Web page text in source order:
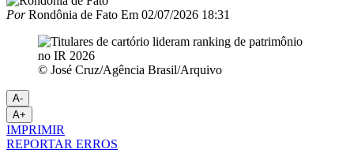
PorRondônia de Fato Em 02/07/2026 18:31
© José Cruz/Agência Brasil/Arquivo
A-
A+
IMPRIMIR
REPORTAR ERROS